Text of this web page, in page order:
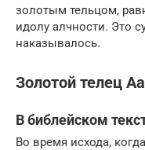
золотым тельцом,
идолу алчности. Это
наказывалось.
Золотой телец
В библейском
Во время исхода,